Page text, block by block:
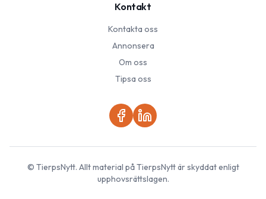
Kontakt
Kontakta oss
Annonsera
Om oss
Tipsa oss
© TierpsNytt. Allt material påTierpsNyttär skyddat enligt
upphovsrättslagen.